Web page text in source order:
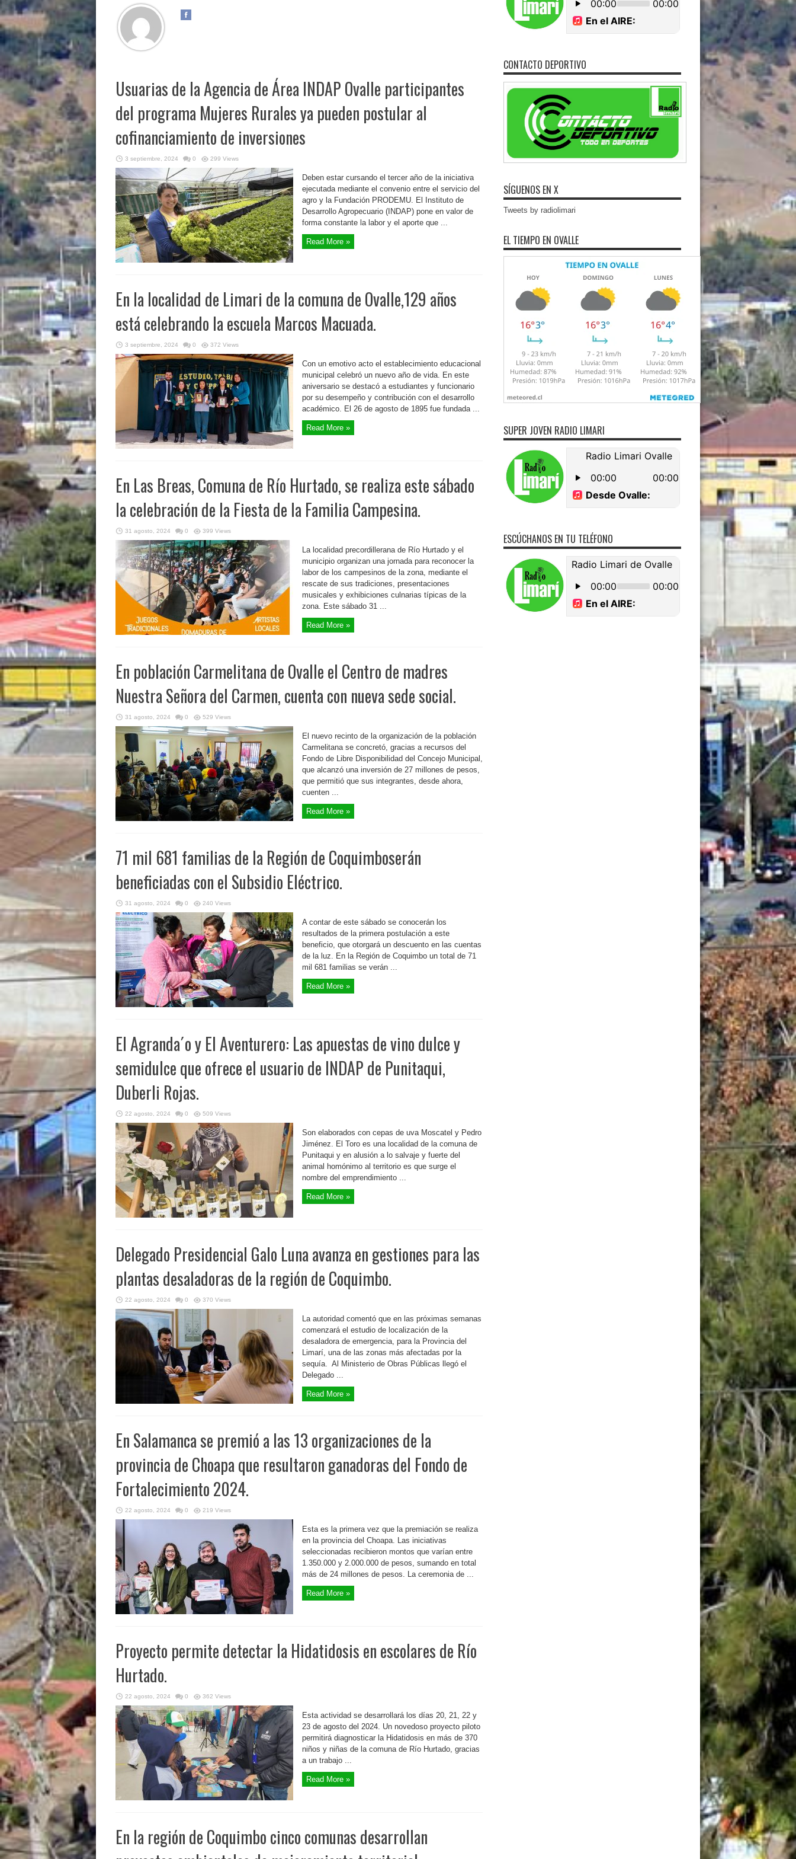
Usuarias de la Agencia de Área INDAP Ovalle participantes
del programa Mujeres Rurales ya pueden postular al
cofinanciamiento de inversiones
3 septiembre, 2024 0 299 Views
Deben estar cursando el tercer año de la iniciativa
ejecutada mediante el convenio entre el servicio del
agro y la Fundación PRODEMU. El Instituto de
Desarrollo Agropecuario (INDAP) pone en valor de
forma constante la labor y el aporte que ...
Read More »
En la localidad de Limari de la comuna de Ovalle,129 años
está celebrando la escuela Marcos Macuada.
3 septiembre, 2024 0 372 Views
Con un emotivo acto el establecimiento educacional
municipal celebró un nuevo año de vida. En este
aniversario se destacó a estudiantes y funcionario
por su desempeño y contribución con el desarrollo
académico. El 26 de agosto de 1895 fue fundada ...
Read More »
En Las Breas, Comuna de Río Hurtado, se realiza este sábado
la celebración de la Fiesta de la Familia Campesina.
31 agosto, 2024 0 399 Views
La localidad precordillerana de Río Hurtado y el
municipio organizan una jornada para reconocer la
labor de los campesinos de la zona, mediante el
rescate de sus tradiciones, presentaciones
musicales y exhibiciones culnarias típicas de la
zona. Este sábado 31 ...
Read More »
En población Carmelitana de Ovalle el Centro de madres
Nuestra Señora del Carmen, cuenta con nueva sede social.
31 agosto, 2024 0 529 Views
El nuevo recinto de la organización de la población
Carmelitana se concretó, gracias a recursos del
Fondo de Libre Disponibilidad del Concejo Municipal,
que alcanzó una inversión de 27 millones de pesos,
que permitió que sus integrantes, desde ahora,
cuenten ...
Read More »
71 mil 681 familias de la Región de Coquimboserán
beneficiadas con el Subsidio Eléctrico.
31 agosto, 2024 0 240 Views
A contar de este sábado se conocerán los
resultados de la primera postulación a este
beneficio, que otorgará un descuento en las cuentas
de la luz. En la Región de Coquimbo un total de 71
mil 681 familias se verán ...
Read More »
El Agranda´o y El Aventurero: Las apuestas de vino dulce y
semidulce que ofrece el usuario de INDAP de Punitaqui,
Duberli Rojas.
22 agosto, 2024 0 509 Views
Son elaborados con cepas de uva Moscatel y Pedro
Jiménez. El Toro es una localidad de la comuna de
Punitaqui y en alusión a lo salvaje y fuerte del
animal homónimo al territorio es que surge el
nombre del emprendimiento ...
Read More »
Delegado Presidencial Galo Luna avanza en gestiones para las
plantas desaladoras de la región de Coquimbo.
22 agosto, 2024 0 370 Views
La autoridad comentó que en las próximas semanas
comenzará el estudio de localización de la
desaladora de emergencia, para la Provincia del
Limarí, una de las zonas más afectadas por la
sequía. Al Ministerio de Obras Públicas llegó el
Delegado ...
Read More »
En Salamanca se premió a las 13 organizaciones de la
provincia de Choapa que resultaron ganadoras del Fondo de
Fortalecimiento 2024.
22 agosto, 2024 0 219 Views
Esta es la primera vez que la premiación se realiza
en la provincia del Choapa. Las iniciativas
seleccionadas recibieron montos que varían entre
1.350.000 y 2.000.000 de pesos, sumando en total
más de 24 millones de pesos. La ceremonia de ...
Read More »
Proyecto permite detectar la Hidatidosis en escolares de Río
Hurtado.
22 agosto, 2024 0 362 Views
Esta actividad se desarrollará los días 20, 21, 22 y
23 de agosto del 2024. Un novedoso proyecto piloto
permitirá diagnosticar la Hidatidosis en más de 370
niños y niñas de la comuna de Río Hurtado, gracias
a un trabajo ...
Read More »
En la región de Coquimbo cinco comunas desarrollan
CONTACTO DEPORTIVO
SÍGUENOS EN X
Tweets by radiolimari
EL TIEMPO EN OVALLE
SUPER JOVEN RADIO LIMARI
ESCÚCHANOS EN TU TELÉFONO